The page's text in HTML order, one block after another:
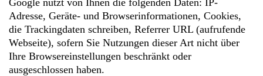
Google nutzt von Ihnen die folgenden Daten: IP-
Adresse, Geräte- und Browserinformationen, Cookies,
die Trackingdaten schreiben, Referrer URL (aufrufende
Webseite), sofern Sie Nutzungen dieser Art nicht über
Ihre Browsereinstellungen beschränkt oder
ausgeschlossen haben.